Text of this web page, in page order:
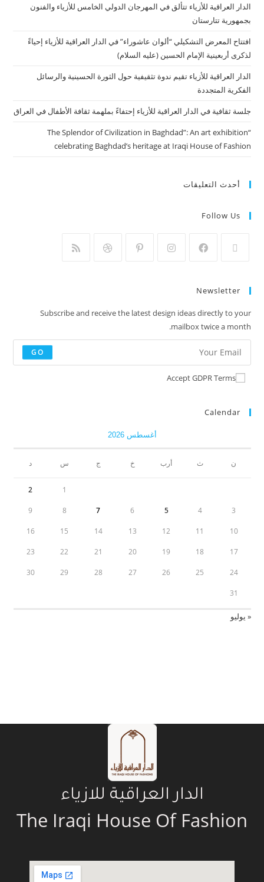
الدار العراقية للأزياء تتألق في المهرجان الدولي الخامس للأزياء والفنون
بجمهورية تتارستان
افتتاح المعرض التشكيلي “ألوان عاشوراء” في الدار العراقية للأزياء إحياءً
لذكرى أربعينية الإمام الحسين (عليه السلام)
الدار العراقية للأزياء تقيم ندوة تثقيفية حول الثورة الحسينية والرسائل
الفكرية المتجددة
جلسة ثقافية في الدار العراقية للأزياء إحتفاءً بملهمة ثقافة الأطفال في العراق
“The Splendor of Civilization in Baghdad”: An art exhibition
celebrating Baghdad’s heritage at Iraqi House of Fashion
أحدث التعليقات
Follow Us
Newsletter
Subscribe and receive the latest design ideas directly to your
mailbox twice a month.
GO
Accept GDPR Terms
Calendar
أغسطس 2026
ن ث أرب خ ج س د
1
2
3
4
5
6
7
8
9
10
11
12
13
14
15
16
17
18
19
20
21
22
23
24
25
26
27
28
29
30
31
« يوليو
الدار العراقية للازياء
The Iraqi House Of Fashion